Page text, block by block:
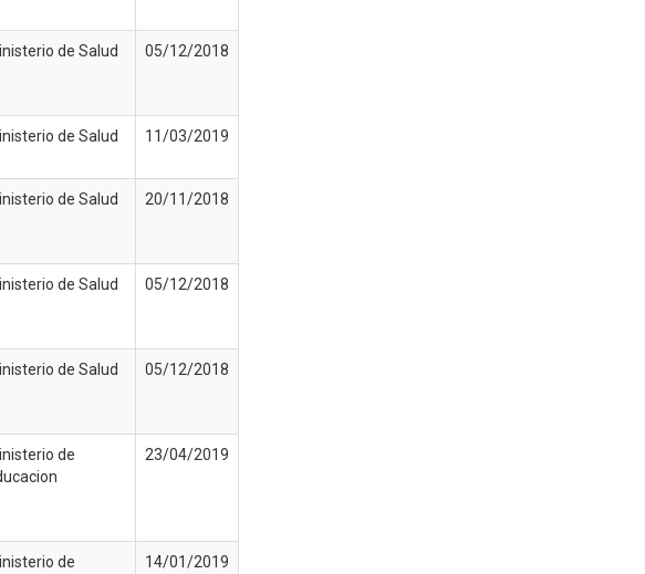
de Salud 05/12/2018
de Salud 11/03/2019
de Salud 20/11/2018
de Salud 05/12/2018
de Salud 05/12/2018
de
23/04/2019
de
14/01/2019